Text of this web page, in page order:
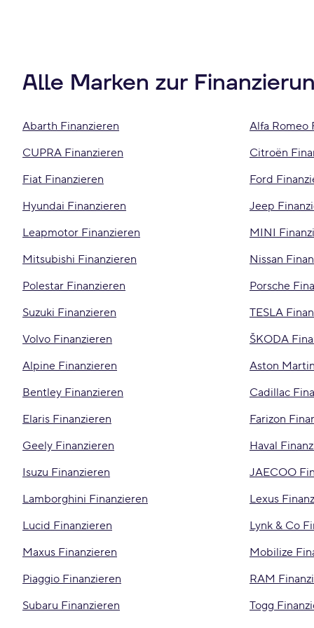
Alle Marken zur
Abarth Finanzieren Alfa Romeo
CUPRA Finanzieren
Citroën
Fiat Finanzieren
Ford
Hyundai Finanzieren
Jeep
Leapmotor Finanzieren
MINI
Mitsubishi Finanzieren
Nissan
Polestar Finanzieren
Porsche
Suzuki Finanzieren
TESLA
Volvo Finanzieren
ŠKODA
Alpine Finanzieren
Aston
Bentley Finanzieren
Cadillac
Elaris Finanzieren
Farizon
Geely Finanzieren
Haval
Isuzu Finanzieren
JAECOO
Lamborghini Finanzieren
Lexus
Lucid Finanzieren
Lynk & Co
Maxus Finanzieren
Mobilize
Piaggio Finanzieren
RAM
Subaru Finanzieren
Togg